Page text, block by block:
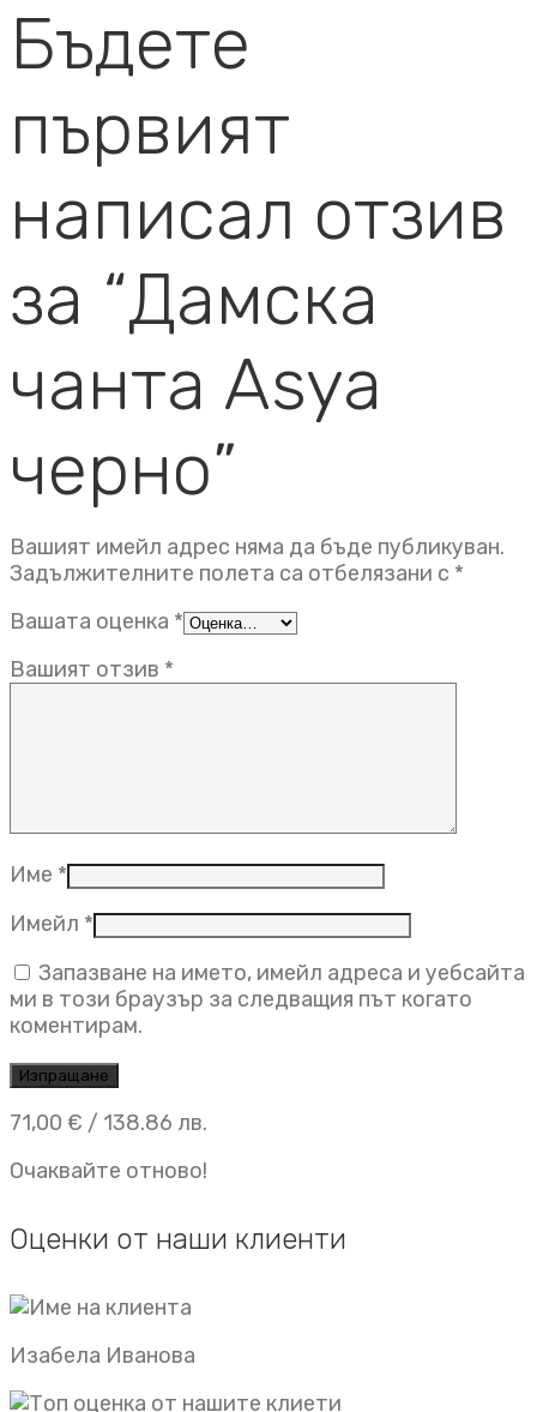
Бъдете
първият
написал отзив
за “Дамска
чанта Asya
черно”
Вашият имейл адрес няма да бъде публикуван.
Задължителните полета са отбелязани с *
Вашата оценка *
Вашият отзив *
Име *
Имейл *
Запазване на името, имейл адреса и уебсайта
ми в този браузър за следващия път когато
коментирам.
71,00 € / 138.86 лв.
Очаквайте отново!
Оценки от наши клиенти
Изабела Иванова